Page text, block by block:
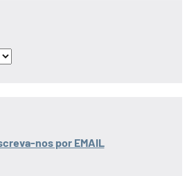
nos por EMAIL